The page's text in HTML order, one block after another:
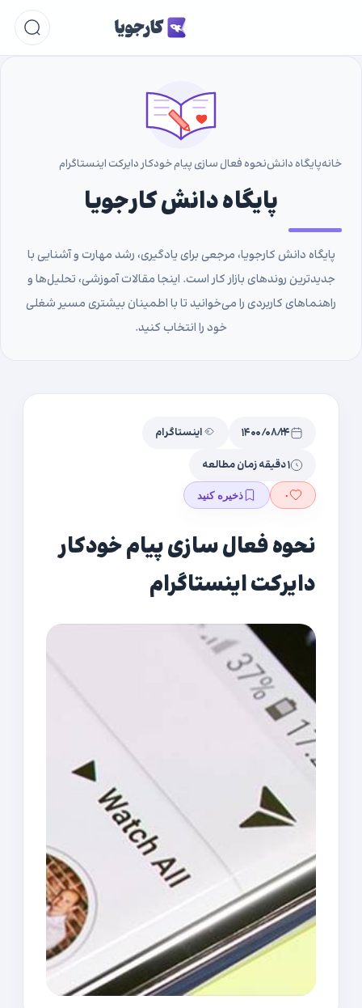
خانهپایگاه دانشنحوه فعال سازی پیام خودکار دایرکت اینستاگرام
پایگاه دانش کارجویا
پایگاه دانش کارجویا، مرجعی برای یادگیری، رشد مهارت و آشنایی با
جدیدترین روندهای بازار کار است. اینجا مقالات آموزشی، تحلیل‌ها و
راهنماهای کاربردی را می‌خوانید تا با اطمینان بیشتری مسیر شغلی
خود را انتخاب کنید.
۱۴۰۰/۰۸/۲۴
اینستاگرام
۱ دقیقه زمان مطالعه
۰ ذخیره کنید
نحوه فعال سازی پیام خودکار
دایرکت اینستاگرام